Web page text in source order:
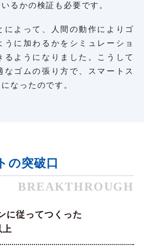
るかの検証も必要です。
によって、人間の動作によりゴ
うに加わるかをシミュレーショ
るようになりました。こうして
なゴムの張り方で、スマートス
なったのです。
の突破口
BREAKTHROUGH
に従ってつくった
上